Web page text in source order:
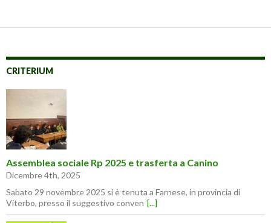
CRITERIUM
Assemblea sociale Rp 2025 e trasferta a Canino
Dicembre 4th, 2025
Sabato 29 novembre 2025 si è tenuta a Farnese, in provincia di
Viterbo, presso il suggestivo conven [...]